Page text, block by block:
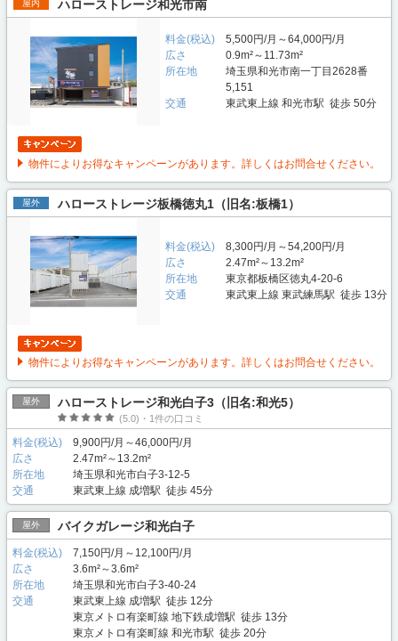
屋内 ハローストレージ和光市南
料金(税込)
5,500円/月～64,000円/月
広さ
0.9m²～11.73m²
所在地
埼玉県和光市南一丁目2628番
5,151
交通
東武東上線 和光市駅 徒歩 50分
物件によりお得なキャンペーンがあります。詳しくはお問合せください。
屋外 ハローストレージ板橋徳丸1（旧名:板橋1）
料金(税込)
8,300円/月～54,200円/月
広さ
2.47m²～13.2m²
所在地
東京都板橋区徳丸4-20-6
交通
東武東上線 東武練馬駅 徒歩 13分
物件によりお得なキャンペーンがあります。詳しくはお問合せください。
屋外 ハローストレージ和光白子3（旧名:和光5）
(5.0)・1件の口コミ
料金(税込)
9,900円/月～46,000円/月
広さ
2.47m²～13.2m²
所在地
埼玉県和光市白子3-12-5
交通
東武東上線 成増駅 徒歩 45分
屋外 バイクガレージ和光白子
料金(税込)
7,150円/月～12,100円/月
広さ
3.6m²～3.6m²
所在地
埼玉県和光市白子3-40-24
交通
東武東上線 成増駅 徒歩 12分
東京メトロ有楽町線 地下鉄成増駅 徒歩 13分
東京メトロ有楽町線 和光市駅 徒歩 20分